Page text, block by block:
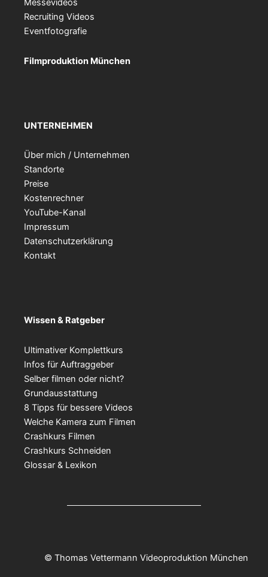
Messevideos
Recruiting Videos
Eventfotografie
Filmproduktion München
UNTERNEHMEN
Über mich / Unternehmen
Standorte
Preise
Kostenrechner
YouTube-Kanal
Impressum
Datenschutzerklärung
Kontakt
Wissen & Ratgeber
Ultimativer Komplettkurs
Infos für Auftraggeber
Selber filmen oder nicht?
Grundausstattung
8 Tipps für bessere Videos
Welche Kamera zum Filmen
Crashkurs Filmen
Crashkurs Schneiden
Glossar & Lexikon
© Thomas Vettermann Videoproduktion München